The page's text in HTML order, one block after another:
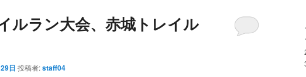
ルラン大会、赤城トレイル
日 投稿者:staff04